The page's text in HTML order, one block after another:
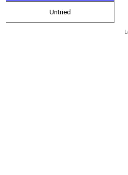
Untried